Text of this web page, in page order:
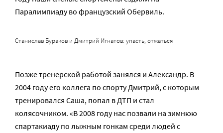
Паралимпиаду во французский Обервиль.
Станислав Бураков и Дмитрий Игнатов: упасть, отжаться
Позже тренерской работой занялся и Александр. В
2004 году его коллега по спорту Дмитрий, с которым
тренировался Саша, попал в ДТП и стал
колясочником. «В 2008 году нас позвали на зимнюю
спартакиаду по лыжным гонкам среди людей с